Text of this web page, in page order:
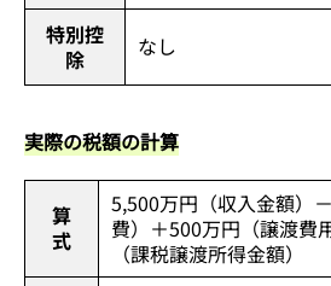
特別控
除
なし
実際の税額の計算
算
式
5,500万円（収入金額）
費）＋500万円（譲渡費
（課税譲渡所得金額）